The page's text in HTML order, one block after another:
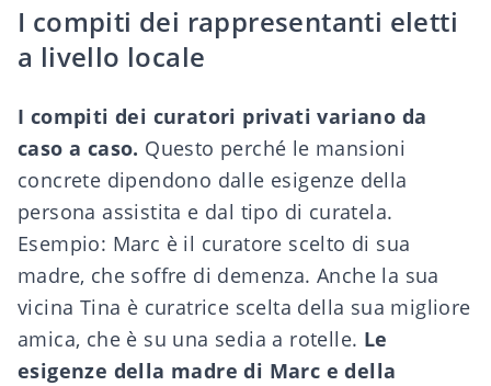
I compiti dei rappresentanti eletti
a livello locale
I compiti dei curatori privati variano da
caso a caso. Questo perché le mansioni
concrete dipendono dalle esigenze della
persona assistita e dal tipo di curatela.
Esempio: Marc è il curatore scelto di sua
madre, che soffre di demenza. Anche la sua
vicina Tina è curatrice scelta della sua migliore
amica, che è su una sedia a rotelle. Le
esigenze della madre di Marc e della